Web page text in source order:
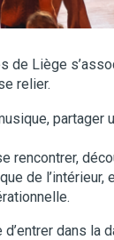
de Liège
relier.
partager
rencontrer,
de
dans la